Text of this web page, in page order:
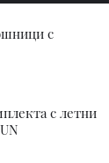
с
с летни